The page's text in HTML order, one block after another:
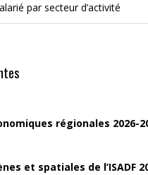
par secteur d’activité
régionales 2026-
et spatiales de l’ISADF